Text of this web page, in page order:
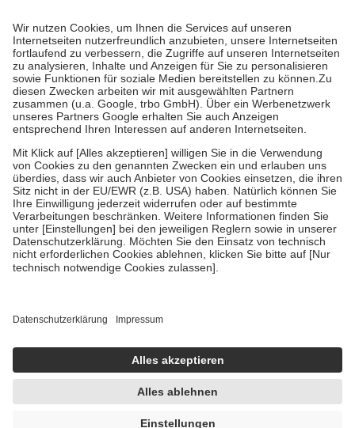
höchstens zehn Euro.
Es sind jedoch nie mehr als die tatsächlichen
Kosten der Leistung zu entrichten.
Diese Regeln gelten grundsätzlich auch für Online-Apotheken.
Bei Heilmitteln und häuslicher Krankenpflege beträgt die
Zuzahlung zehn Prozent der Kosten sowie zehn Euro je
Verordnung.
Um das Engagement der Versicherten für ihre eigene Gesundheit zu
stärken und die besondere Stellung der Familie zu unterstützen,
fallenkeine Zuzahlungenan bei:
• Kindern und Jugendlichen bis zum vollendeten 18. Lebensjahr
mit Ausnahme der Fahrkosten
• Untersuchungen zur Vorsorge und Früherkennung, die von der
GKV getragen werden
• empfohlenen Schutzimpfungen
• Harn- und Blutteststreifen
getroffen, um sicherzustellen, dass es sich um echte Bewertungen
https://help.etrusted.com/hc/de/articles/4419944605341
Einige Bilder und Inhalte wurden unter Zuhilfenahme künstlicher